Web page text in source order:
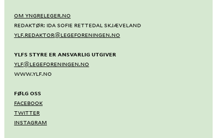
OM YNGRELEGER.NO
REDAKTØR: IDA SOFIE RETTEDAL SKJÆVELAND
YLF.REDAKTOR@LEGEFORENINGEN.NO
YLFS STYRE ER ANSVARLIG UTGIVER
YLF@LEGEFORENINGEN.NO
WWW.YLF.NO
FØLG OSS
FACEBOOK
TWITTER
INSTAGRAM